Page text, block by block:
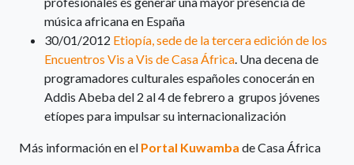
música africana en España
30/01/2012 Etiopía, sede de la tercera edición de los
Encuentros Vis a Vis de Casa África. Una decena de
programadores culturales españoles conocerán en
Addis Abeba del 2 al 4 de febrero a grupos jóvenes
etíopes para impulsar su internacionalización
Más información en el Portal Kuwamba de Casa África